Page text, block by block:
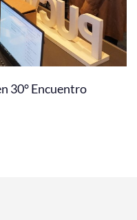
30° Encuentro